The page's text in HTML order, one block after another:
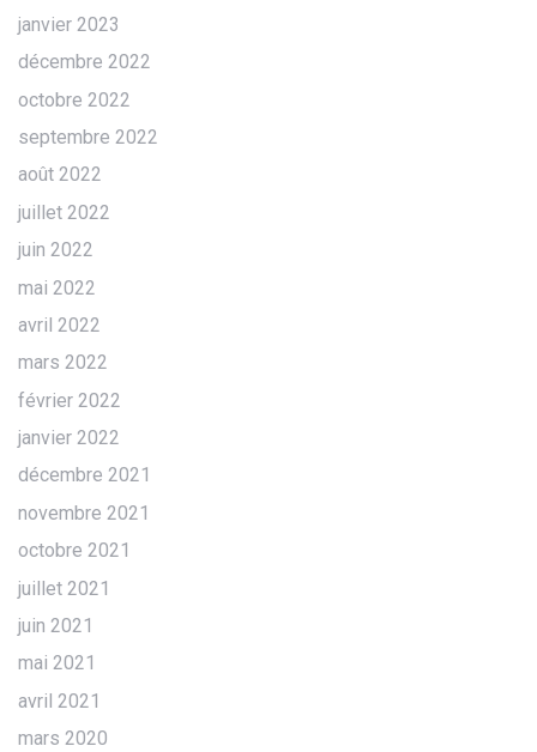
janvier 2023
décembre 2022
octobre 2022
septembre 2022
août 2022
juillet 2022
juin 2022
mai 2022
avril 2022
mars 2022
février 2022
janvier 2022
décembre 2021
novembre 2021
octobre 2021
juillet 2021
juin 2021
mai 2021
avril 2021
mars 2020